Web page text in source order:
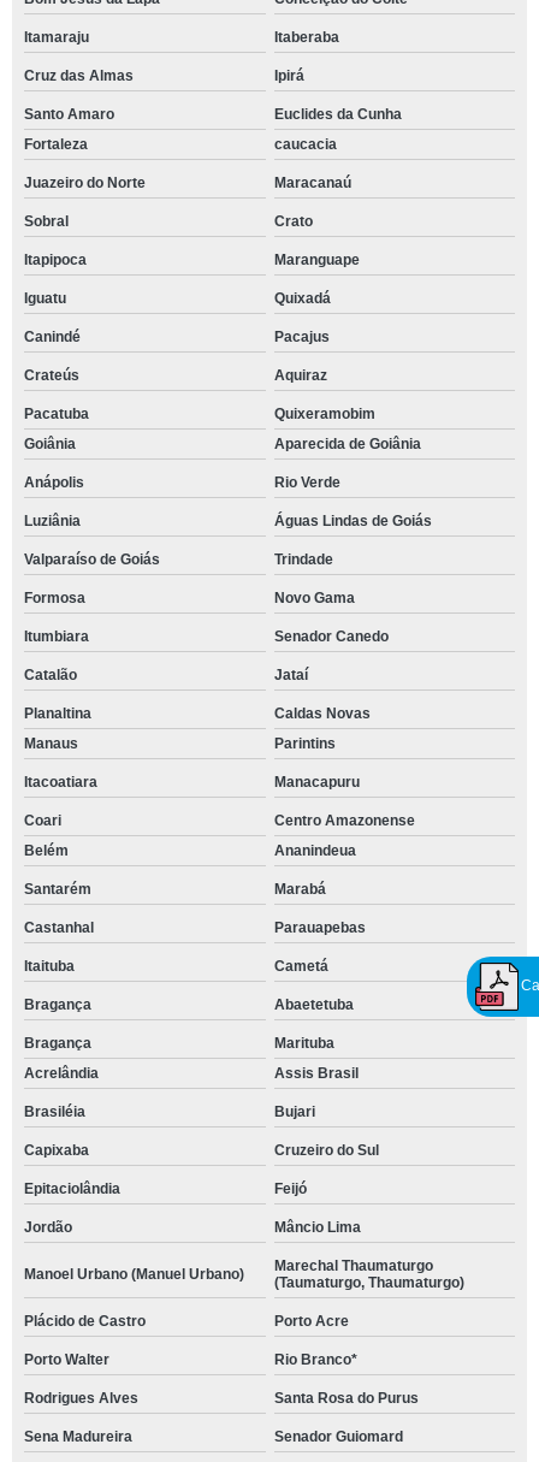
Itamaraju Itaberaba
Cruz das Almas Ipirá
Santo Amaro
Euclides da Cunha
Fortaleza
caucacia
Juazeiro do Norte Maracanaú
Sobral Crato
Itapipoca Maranguape
Iguatu Quixadá
Canindé Pacajus
Crateús Aquiraz
Pacatuba
Quixeramobim
Goiânia
Aparecida de Goiânia
Anápolis Rio Verde
Luziânia Águas Lindas de Goiás
Valparaíso de Goiás Trindade
Formosa Novo Gama
Itumbiara Senador Canedo
Catalão Jataí
Planaltina
Caldas Novas
Manaus
Parintins
Itacoatiara Manacapuru
Coari
Centro Amazonense
Belém
Ananindeua
Santarém Marabá
Castanhal Parauapebas
Itaituba Cametá
Bragança Abaetetuba
Bragança
Marituba
Acrelândia
Assis Brasil
Brasiléia Bujari
Capixaba Cruzeiro do Sul
Epitaciolândia Feijó
Jordão Mâncio Lima
Manoel Urbano (Manuel Urbano)
Marechal Thaumaturgo
(Taumaturgo, Thaumaturgo)
Plácido de Castro Porto Acre
Porto Walter Rio Branco*
Rodrigues Alves Santa Rosa do Purus
Sena Madureira Senador Guiomard